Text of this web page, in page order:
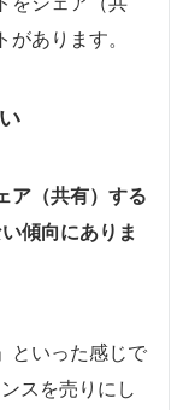
あります。
ア（共有）する
傾向にありま
といった感じで
スを売りにし